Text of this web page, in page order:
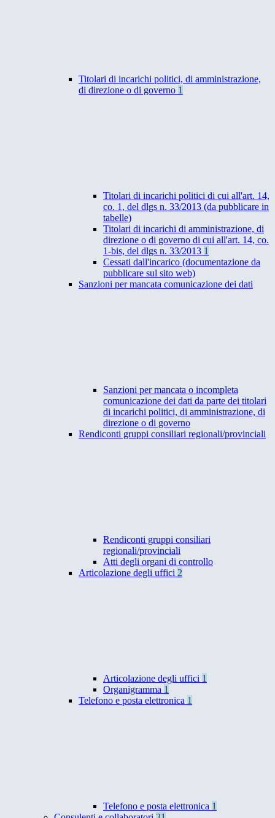
Titolari di incarichi politici, di amministrazione,
di direzione o di governo 1
Titolari di incarichi politici di cui all'art. 14,
co. 1, del dlgs n. 33/2013 (da pubblicare in
tabelle)
Titolari di incarichi di amministrazione, di
direzione o di governo di cui all'art. 14, co.
1-bis, del dlgs n. 33/2013 1
Cessati dall'incarico (documentazione da
pubblicare sul sito web)
Sanzioni per mancata comunicazione dei dati
Sanzioni per mancata o incompleta
comunicazione dei dati da parte dei titolari
di incarichi politici, di amministrazione, di
direzione o di governo
Rendiconti gruppi consiliari regionali/provinciali
Rendiconti gruppi consiliari
regionali/provinciali
Atti degli organi di controllo
Articolazione degli uffici 2
Articolazione degli uffici 1
Organigramma 1
Telefono e posta elettronica 1
Telefono e posta elettronica 1